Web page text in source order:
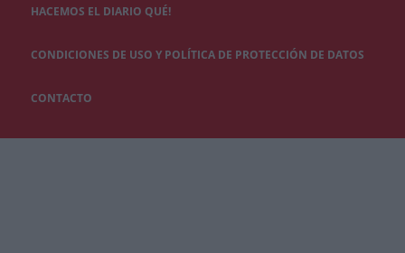
HACEMOS EL DIARIO QUÉ!
CONDICIONES DE USO Y POLÍTICA DE PROTECCIÓN DE DATOS
CONTACTO